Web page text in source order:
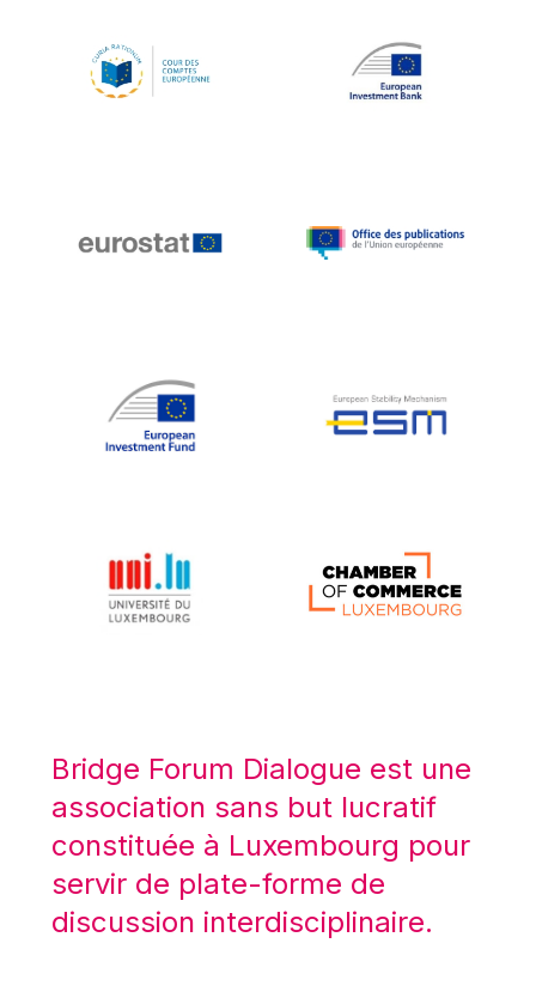
Lars Heikensten
Laura Kovesi
Manolis Mavrommatis
Mario Monti
Maroš ŠEFČOVIČ
Michael Berry
Michael Palmer
Michael Sohlman
Otmar Issing
Paolo Mengozzi
Paschal Donohoe
Pat Cox
Patrizia Nanz
Bridge Forum Dialogue est une
association sans but lucratif
constituée à Luxembourg pour
servir de plate-forme de
discussion interdisciplinaire.